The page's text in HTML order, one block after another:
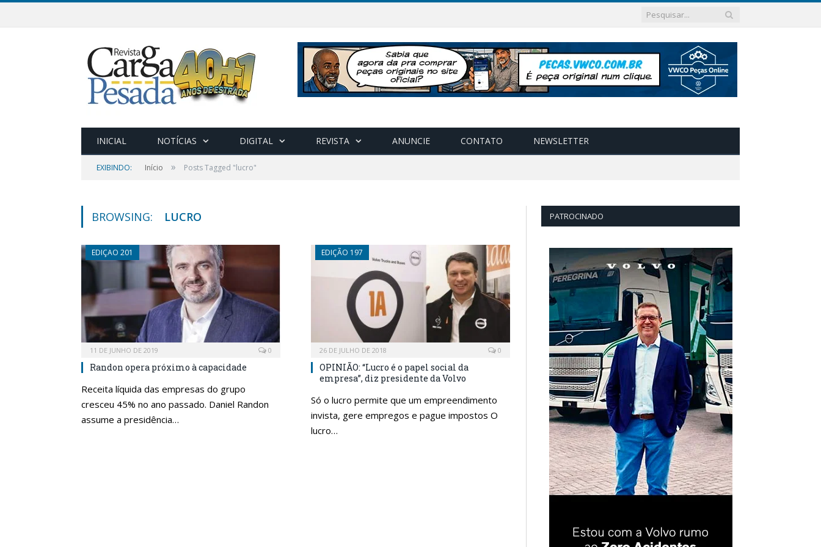
INICIAL NOTÍCIAS DIGITAL REVISTA ANUNCIE CONTATO NEWSLETTER
EXIBINDO: Início » Posts Tagged "lucro"
BROWSING: LUCRO
EDIÇAO 201
11 DE JUNHO DE 2019 0
Randon opera próximo à capacidade
Receita líquida das empresas do grupo
cresceu 45% no ano passado. Daniel Randon
assume a presidência…
EDIÇÃO 197
26 DE JULHO DE 2018 0
OPINIÃO: “Lucro é o papel social da
empresa”, diz presidente da Volvo
Só o lucro permite que um empreendimento
invista, gere empregos e pague impostos O
lucro…
PATROCINADO